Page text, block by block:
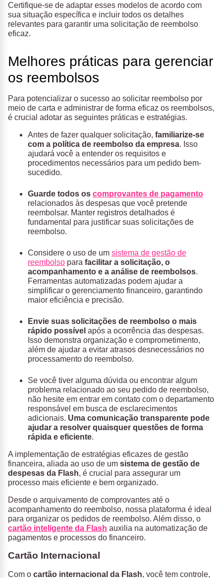
Certifique-se de adaptar esses modelos de acordo com
sua situação específica e incluir todos os detalhes
relevantes para garantir uma solicitação de reembolso
eficaz.
Melhores práticas para gerenciar
os reembolsos
Para potencializar o sucesso ao solicitar reembolso por
meio de carta e administrar de forma eficaz os reembolsos,
é crucial adotar as seguintes práticas e estratégias.
Antes de fazer qualquer solicitação, familiarize-se
com a política de reembolso da empresa. Isso
ajudará você a entender os requisitos e
procedimentos necessários para um pedido bem-
sucedido.
Guarde todos os comprovantes de pagamento
relacionados às despesas que você pretende
reembolsar. Manter registros detalhados é
fundamental para justificar suas solicitações de
reembolso.
Considere o uso de um sistema de gestão de
reembolso para facilitar a solicitação, o
acompanhamento e a análise de reembolsos.
Ferramentas automatizadas podem ajudar a
simplificar o gerenciamento financeiro, garantindo
maior eficiência e precisão.
Envie suas solicitações de reembolso o mais
rápido possível após a ocorrência das despesas.
Isso demonstra organização e comprometimento,
além de ajudar a evitar atrasos desnecessários no
processamento do reembolso.
Se você tiver alguma dúvida ou encontrar algum
problema relacionado ao seu pedido de reembolso,
não hesite em entrar em contato com o departamento
responsável em busca de esclarecimentos
adicionais. Uma comunicação transparente pode
ajudar a resolver quaisquer questões de forma
rápida e eficiente.
A implementação de estratégias eficazes de gestão
financeira, aliada ao uso de um sistema de gestão de
despesas da Flash, é crucial para assegurar um
processo mais eficiente e bem organizado.
Desde o arquivamento de comprovantes até o
acompanhamento do reembolso, nossa plataforma é ideal
para organizar os pedidos de reembolso. Além disso, o
cartão inteligente da Flash auxilia na automatização de
pagamentos e processos do financeiro.
Cartão Internacional
Com o cartão internacional da Flash, você tem controle,